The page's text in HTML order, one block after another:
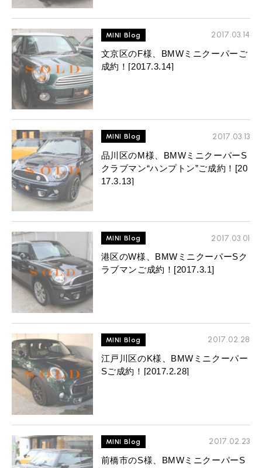
MINI Blog
2017.03.14
文京区のF様、BMWミニクーパーご
成約！[2017.3.14]
MINI Blog
2017.03.13
品川区のM様、BMWミニクーパーS
クラブマン“ハンプトン”ご成約！[20
17.3.13]
MINI Blog
2017.03.01
港区のW様、BMWミニクーパーSク
ラブマンご成約！[2017.3.1]
MINI Blog
2017.02.28
江戸川区のK様、BMWミニクーパー
Sご成約！[2017.2.28]
MINI Blog
2017.02.23
前橋市のS様、BMWミニクーパーS